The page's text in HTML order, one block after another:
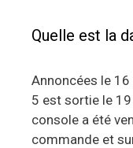
Quelle est la
Annoncées le
5 est sortie le
console a été
commande et